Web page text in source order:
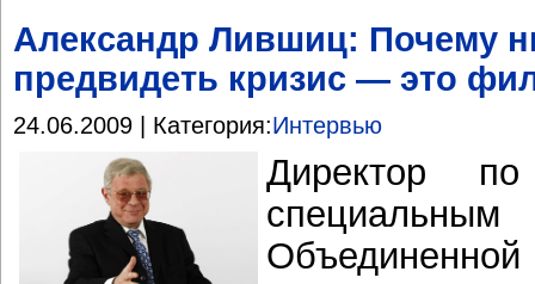
Александр Лившиц: Почему
предвидеть кризис — это
24.06.2009 | Категория:Интервью
Директор